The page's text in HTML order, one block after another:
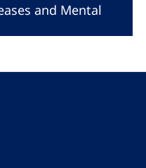
and Mental